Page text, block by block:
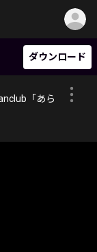
ダウンロード
「あら